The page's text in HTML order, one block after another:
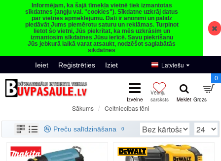
Informējam, ka šajā tīmekļa vietnē tiek izmantotas
sīkdatnes (angļu val. "cookies"). Sīkdatne uzkrāj datus
par vietnes apmeklējumu. Dati ir anonīmi un palīdz
piedāvāt Jums piemērotu saturu un reklāmas. Turpinot
lietot šo vietni, Jūs piekrītat, ka mēs uzkrāsim un
izmantosim sīkdatnes Jūsu ierīcē. Savu piekrišanu
Jūs jebkurā laikā varat atsaukt, nodzēšot saglabātās
sīkdatnes
Ieiet Reģistrēties Iziet Latviešu
0
Sākums Celtniecības fēni
Preču salīdzināšana
0